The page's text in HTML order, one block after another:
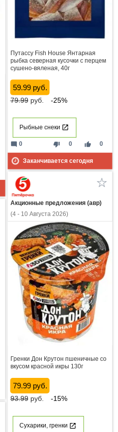
Путассу Fish House Янтарная
рыбка северная кусочки с перцем
сушено-вяленая, 40г
59.99 руб.
79.99руб. -25%
Рыбные снеки
thumb_down 0 thumb_up 0
mode_comment 0
Заканчивается сегодня
Акционные предложения (авр)
(4 - 10 Августа 2026)
Гренки Дон Крутон пшеничные со
вкусом красной икры 130г
79.99 руб.
93.99руб. -15%
Сухарики, гренки